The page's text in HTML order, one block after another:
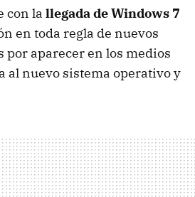
con la llegada de Windows 7
en toda regla de nuevos
por aparecer en los medios
al nuevo sistema operativo y